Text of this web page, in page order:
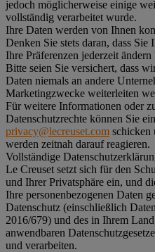
jedoch möglicherweise einige
vollständig verarbeitet wurde.
Ihre Daten werden von Ihnen
Denken Sie stets daran, dass
Ihre Präferenzen jederzeit ändern
Bitte seien Sie versichert, dass
Daten niemals an andere
Marketingzwecke weiterleiten
Für weitere Informationen oder
Datenschutzrechte können Sie
privacy@lecreuset.com schicken
werden zeitnah darauf reagieren.
Vollständige
Le Creuset setzt sich für den
und Ihrer Privatsphäre ein, und
Ihre personenbezogenen Daten
Datenschutz (einschließlich
2016/679) und des in Ihrem
anwendbaren
und verarbeiten.